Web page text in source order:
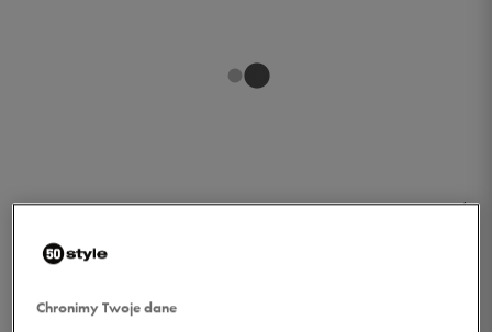
1/1
Chronimy Twoje dane